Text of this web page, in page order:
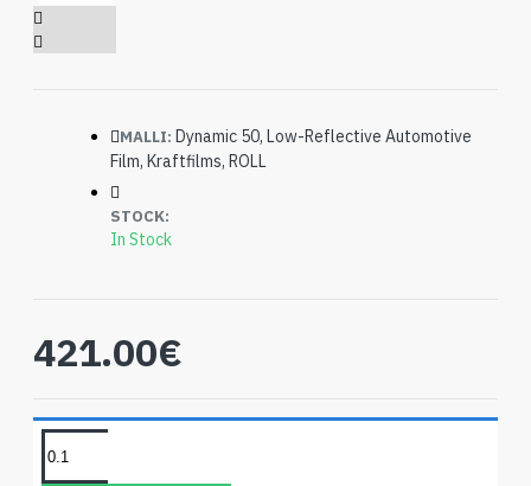
421.00€
MALLI: Dynamic 50, Low-Reflective Automotive
Film, Kraftfilms, ROLL
STOCK:
In Stock